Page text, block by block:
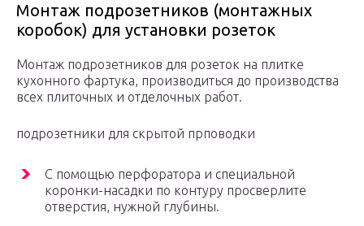
Монтаж подрозетников (монтажных
коробок) для установки розеток
Монтаж подрозетников для розеток на плитке
кухонного фартука, производиться до производства
всех плиточных и отделочных работ.
подрозетники для скрытой прповодки
С помощью перфоратора и специальной
коронки-насадки по контуру просверлите
отверстия, нужной глубины.